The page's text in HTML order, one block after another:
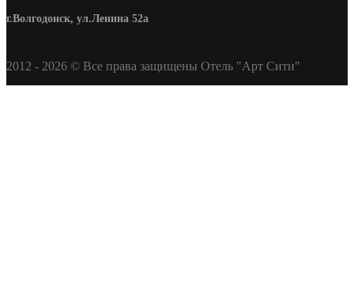
г.Волгодонск, ул.Ленина 52а
2012 - 2026 © Все права защищены Отель "Арт Сити"